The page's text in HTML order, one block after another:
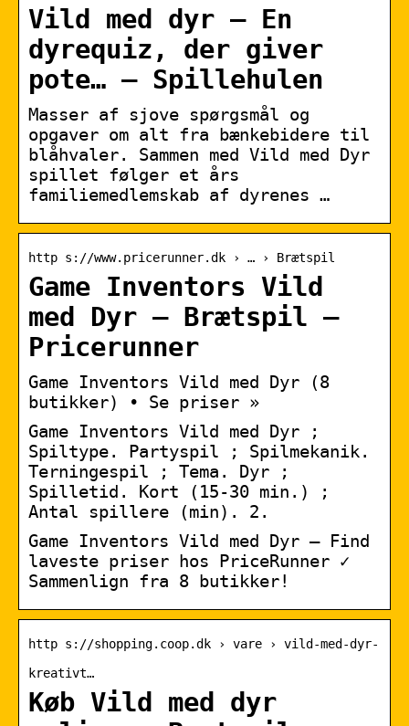
Vild med dyr – En
dyrequiz, der giver
pote… – Spillehulen
Masser af sjove spørgsmål og
opgaver om alt fra bænkebidere til
blåhvaler. Sammen med Vild med Dyr
spillet følger et års
familiemedlemskab af dyrenes …
http s://www.pricerunner.dk › … › Brætspil
Game Inventors Vild
med Dyr – Brætspil –
Pricerunner
Game Inventors Vild med Dyr (8
butikker) • Se priser »
Game Inventors Vild med Dyr ;
Spiltype. Partyspil ; Spilmekanik.
Terningespil ; Tema. Dyr ;
Spilletid. Kort (15-30 min.) ;
Antal spillere (min). 2.
Game Inventors Vild med Dyr – Find
laveste priser hos PriceRunner ✓
Sammenlign fra 8 butikker!
http s://shopping.coop.dk › vare › vild-med-dyr-
kreativt…
Køb Vild med dyr